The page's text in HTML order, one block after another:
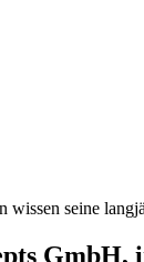
seine